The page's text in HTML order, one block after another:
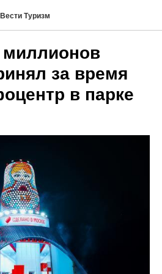
Вести Туризм
миллионов
за время
в парке